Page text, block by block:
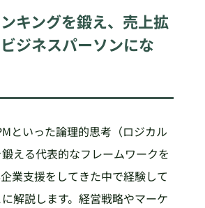
キングを鍛え、売上拡
ジネスパーソンにな
といった論理的思考（ロジカル
える代表的なフレームワークを
業支援をしてきた中で経験して
解説します。経営戦略やマーケ